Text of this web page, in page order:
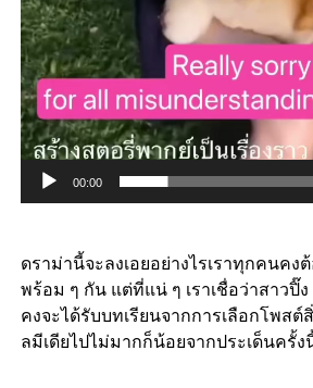
00:00
ดราม่านี้จะลงเอยอย่างไรเราทุกคนคง
พร้อม ๆ กัน แต่ที่แน่ ๆ เราเชื่อว่าสาวปิ๊
คงจะได้รับบทเรียนจากการเลือกโพสต์
ลมีเดียไปไม่มากก็น้อยจากประเด็นครั้ง